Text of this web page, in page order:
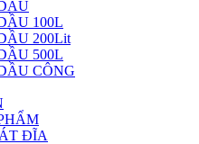
100L
200Lit
500L
CÔNG
ĐĨA